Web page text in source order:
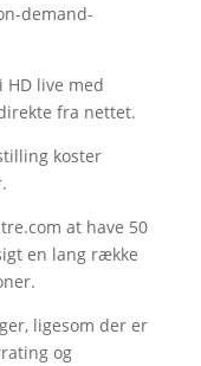
demand-
live med
fra nettet.
koster
at have 50
en lang række
ligesom der er
og